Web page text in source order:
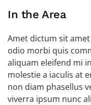
In the Area
Amet dictum sit
odio morbi quis
aliquam eleifend mi
molestie a iaculis at
non diam phasellus
viverra ipsum nunc